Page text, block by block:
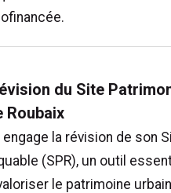
du Site
Roubaix
engage la révision de son
(SPR), un outil
le patrimoine